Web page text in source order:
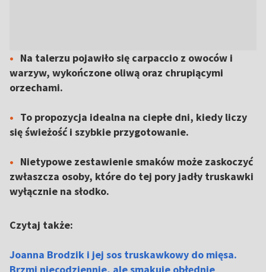
Na talerzu pojawiło się carpaccio z owoców i
warzyw, wykończone oliwą oraz chrupiącymi
orzechami.
To propozycja idealna na ciepłe dni, kiedy liczy
się świeżość i szybkie przygotowanie.
Nietypowe zestawienie smaków może zaskoczyć
zwłaszcza osoby, które do tej pory jadły truskawki
wyłącznie na słodko.
Czytaj także:
Joanna Brodzik i jej sos truskawkowy do mięsa.